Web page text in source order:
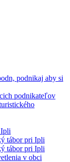
podnikaj aby si
podnikateľov
tábor pri Ipli
tábor pri Ipli
v obci